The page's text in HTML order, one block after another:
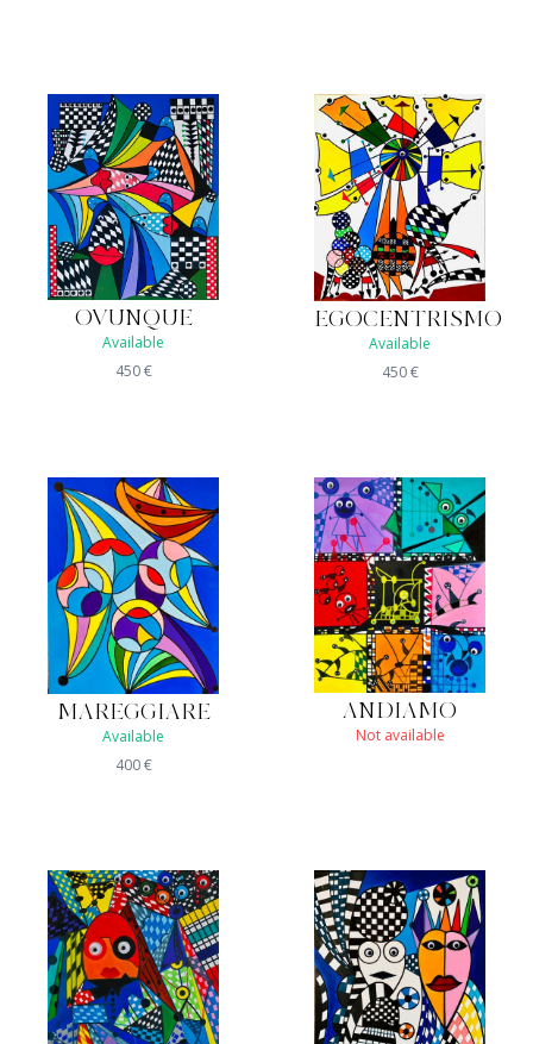
OVUNQUE
Available
450€
EGOCENTRISMO
Available
450€
MAREGGIARE
Available
400€
ANDIAMO
Not available